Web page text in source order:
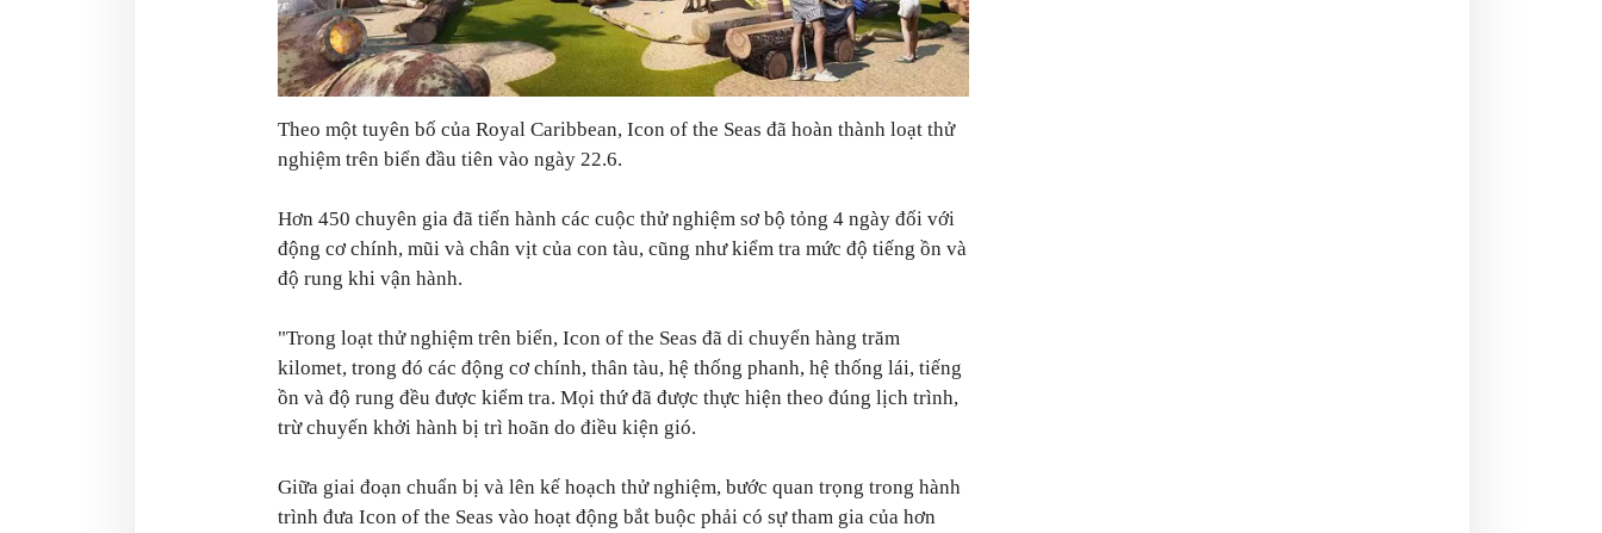
Theo một tuyên bố của Royal Caribbean, Icon of the Seas đã hoàn thành loạt thử
nghiệm trên biển đầu tiên vào ngày 22.6.
Hơn 450 chuyên gia đã tiến hành các cuộc thử nghiệm sơ bộ tỏng 4 ngày đối với
động cơ chính, mũi và chân vịt của con tàu, cũng như kiểm tra mức độ tiếng ồn và
độ rung khi vận hành.
"Trong loạt thử nghiệm trên biển, Icon of the Seas đã di chuyển hàng trăm
kilomet, trong đó các động cơ chính, thân tàu, hệ thống phanh, hệ thống lái, tiếng
ồn và độ rung đều được kiểm tra. Mọi thứ đã được thực hiện theo đúng lịch trình,
trừ chuyến khởi hành bị trì hoãn do điều kiện gió.
Giữa giai đoạn chuẩn bị và lên kế hoạch thử nghiệm, bước quan trọng trong hành
trình đưa Icon of the Seas vào hoạt động bắt buộc phải có sự tham gia của hơn